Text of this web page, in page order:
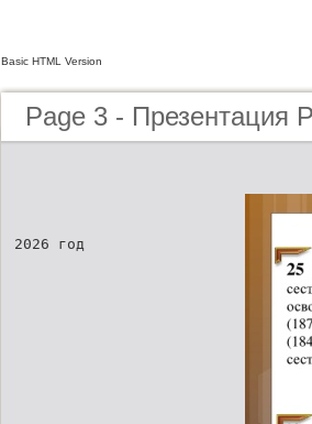
Basic HTML Version
Page 3 - Презентация
2026 год